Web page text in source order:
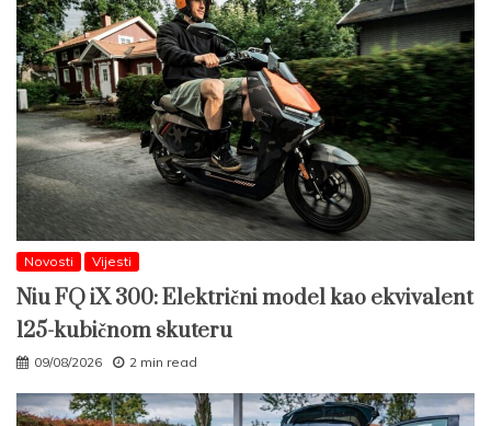
Novosti Vijesti
Niu FQ iX 300: Električni model kao ekvivalent
125-kubičnom skuteru
09/08/2026 2 min read